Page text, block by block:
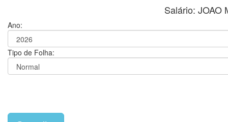
Salário: JOAO
Ano:
Tipo de Folha: